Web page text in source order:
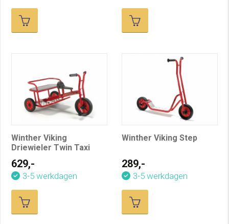
Winther Viking
Driewieler Twin Taxi
629,-
3-5 werkdagen
Winther Viking Step
289,-
3-5 werkdagen